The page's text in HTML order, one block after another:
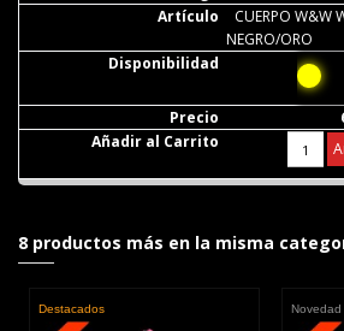
CUERPO W&W
NEGRO/ORO
8 productos más en la misma
Destacados Novedad